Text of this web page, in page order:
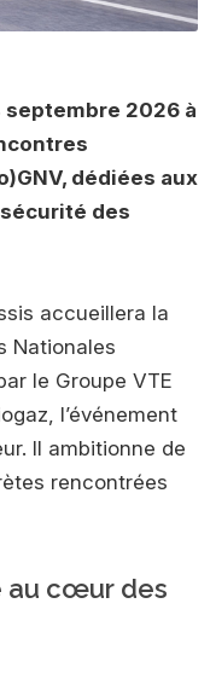
septembre 2026 à
dédiées aux
des
accueillera la
Nationales
le Groupe VTE
l’événement
Il ambitionne de
rencontrées
au cœur des